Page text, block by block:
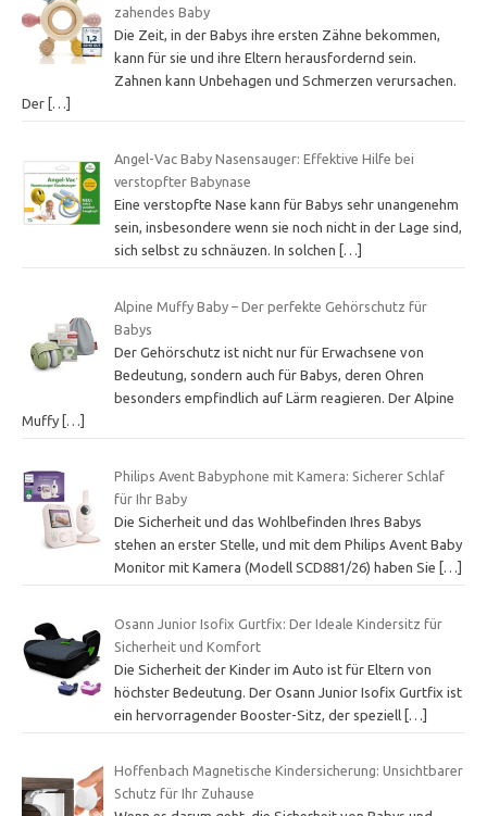
zahendes Baby
Die Zeit, in der Babys ihre ersten Zähne bekommen,
kann für sie und ihre Eltern herausfordernd sein.
Zahnen kann Unbehagen und Schmerzen verursachen.
Der […]
Angel-Vac Baby Nasensauger: Effektive Hilfe bei
verstopfter Babynase
Eine verstopfte Nase kann für Babys sehr unangenehm
sein, insbesondere wenn sie noch nicht in der Lage sind,
sich selbst zu schnäuzen. In solchen
[…]
Alpine Muffy Baby – Der perfekte Gehörschutz für
Babys
Der Gehörschutz ist nicht nur für Erwachsene von
Bedeutung, sondern auch für Babys, deren Ohren
besonders empfindlich auf Lärm reagieren. Der Alpine
Muffy […]
Philips Avent Babyphone mit Kamera: Sicherer Schlaf
für Ihr Baby
Die Sicherheit und das Wohlbefinden Ihres Babys
stehen an erster Stelle, und mit dem Philips Avent Baby
Monitor mit Kamera (Modell SCD881/26) haben Sie
[…]
Osann Junior Isofix Gurtfix: Der Ideale Kindersitz für
Sicherheit und Komfort
Die Sicherheit der Kinder im Auto ist für Eltern von
höchster Bedeutung. Der Osann Junior Isofix Gurtfix ist
ein hervorragender Booster-Sitz, der speziell […]
Hoffenbach Magnetische Kindersicherung: Unsichtbarer
Schutz für Ihr Zuhause